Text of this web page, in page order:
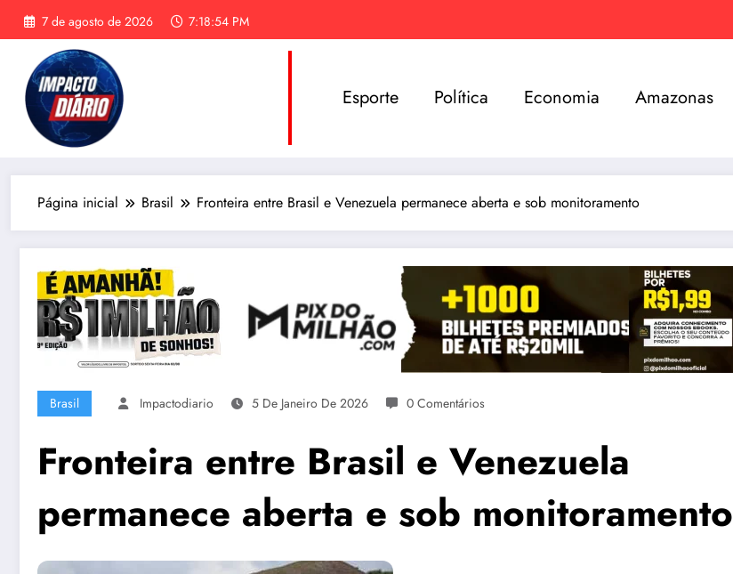
Pular
para
conteúdo
7 de agosto de 2026 7:18:55 PM
Esporte Política Economia Amazonas
Página inicial Brasil Fronteira entre Brasil e Venezuela permanece aberta e sob monitoramento
Brasil Impactodiario 5 De Janeiro De 2026 0 Comentários
Fronteira entre Brasil e Venezuela
permanece aberta e sob monitoramento